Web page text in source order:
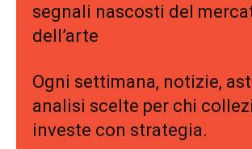
segnali nascosti del
dell’arte
Ogni settimana, notizie,
analisi scelte per chi
investe con strategia.